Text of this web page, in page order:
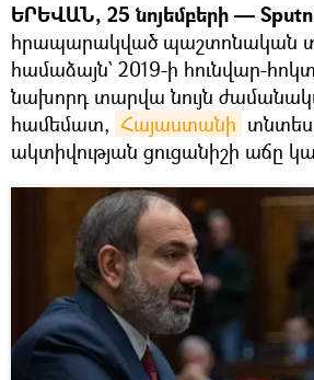
ԵՐԵՎԱՆ, 25 նոյեմբերի —
հրապարակված պաշտոնական
համաձայն` 2019-ի հունվար-
նախորդ տարվա նույն
համեմատ, Հայաստանի
ակտիվության ցուցանիշի աճը